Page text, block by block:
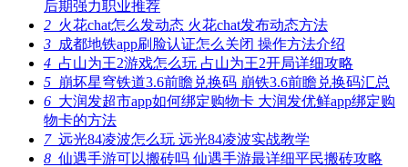
后期强力职业推荐
2 火花chat怎么发动态 火花chat发布动态方法
3 成都地铁app刷脸认证怎么关闭 操作方法介绍
4 占山为王2游戏怎么玩 占山为王2开局详细攻略
5 崩坏星穹铁道3.6前瞻兑换码 崩铁3.6前瞻兑换码汇总
6 大润发超市app如何绑定购物卡 大润发优鲜app绑定购
物卡的方法
7远光84凌波怎么玩 远光84凌波实战教学
8 仙遇手游可以搬砖吗 仙遇手游最详细平民搬砖攻略